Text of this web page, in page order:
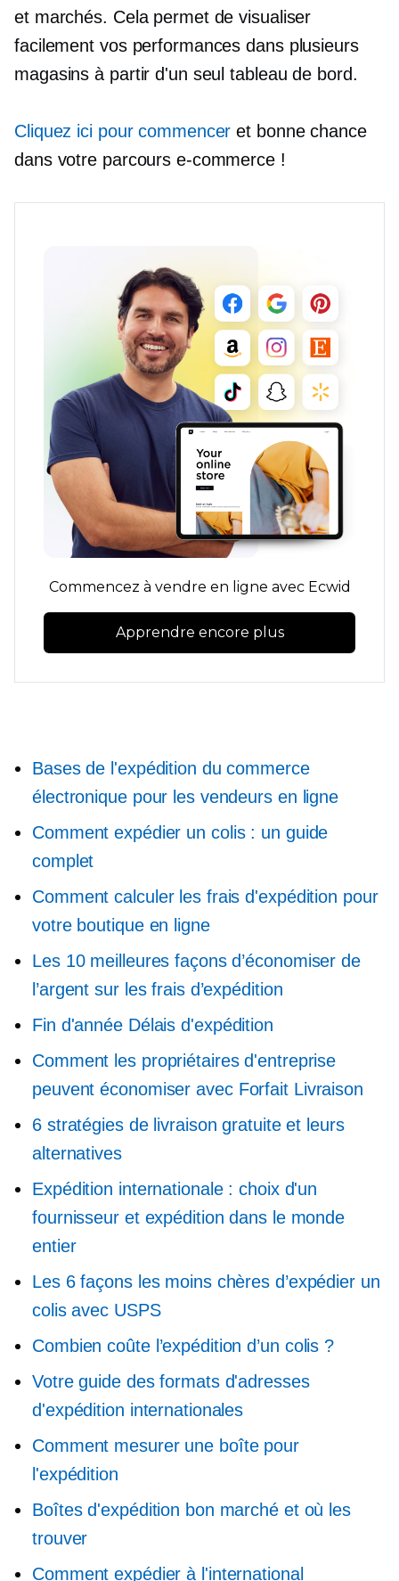
et marchés. Cela permet de visualiser
facilement vos performances dans plusieurs
magasins à partir d'un seul tableau de bord.
Cliquez ici pour commencer et bonne chance
dans votre parcours e-commerce !
Commencez à vendre en ligne avec Ecwid
Apprendre encore plus
Bases de l'expédition du commerce
électronique pour les vendeurs en ligne
Comment expédier un colis : un guide
complet
Comment calculer les frais d'expédition pour
votre boutique en ligne
Les 10 meilleures façons d’économiser de
l’argent sur les frais d’expédition
Fin d'annéeDélais d'expédition
Comment les propriétaires d'entreprise
peuvent économiser avec ForfaitLivraison
6 stratégies de livraison gratuite et leurs
alternatives
Expédition internationale : choix d'un
fournisseur et expédition dans le monde
entier
Les 6 façons les moins chères d’expédier un
colis avec USPS
Combien coûte l’expédition d’un colis ?
Votre guide des formats d'adresses
d'expédition internationales
Comment mesurer une boîte pour
l'expédition
Boîtes d'expédition bon marché et où les
trouver
Comment expédier à l'international